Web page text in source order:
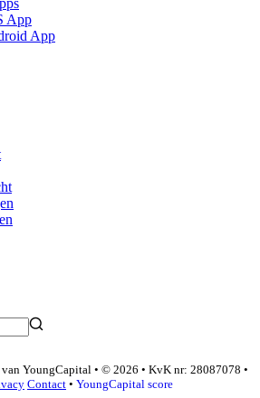
App
App
YoungCapital • © 2026 • KvK nr: 28087078 •
Contact • YoungCapital score